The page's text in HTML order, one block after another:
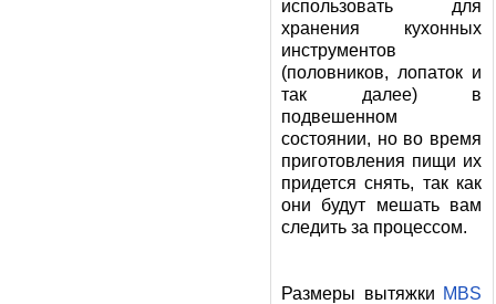
использовать для
хранения кухонных
инструментов
(половников, лопаток и
так далее) в
подвешенном
состоянии, но во время
приготовления пищи их
придется снять, так как
они будут мешать вам
следить за процессом.
Размеры вытяжки MBS